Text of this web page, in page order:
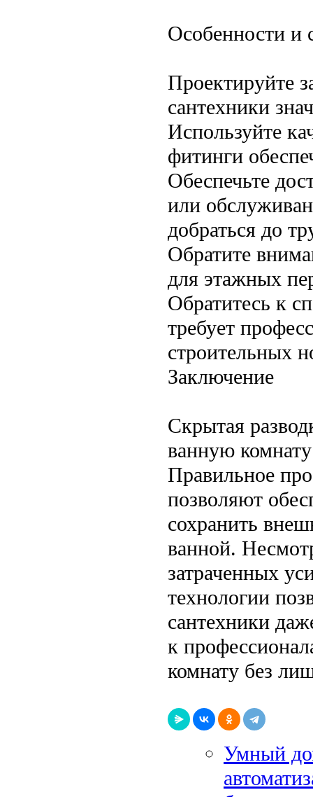
Особенности и
Проектируйте
сантехники
Используйте
фитинги
Обеспечьте
или
добраться до
Обратите
для этажных
Обратитесь к
требует
строительных
Заключение
Скрытая
ванную
Правильное
позволяют
сохранить
ванной.
затраченных
технологии
сантехники
к
комнату без
Умный